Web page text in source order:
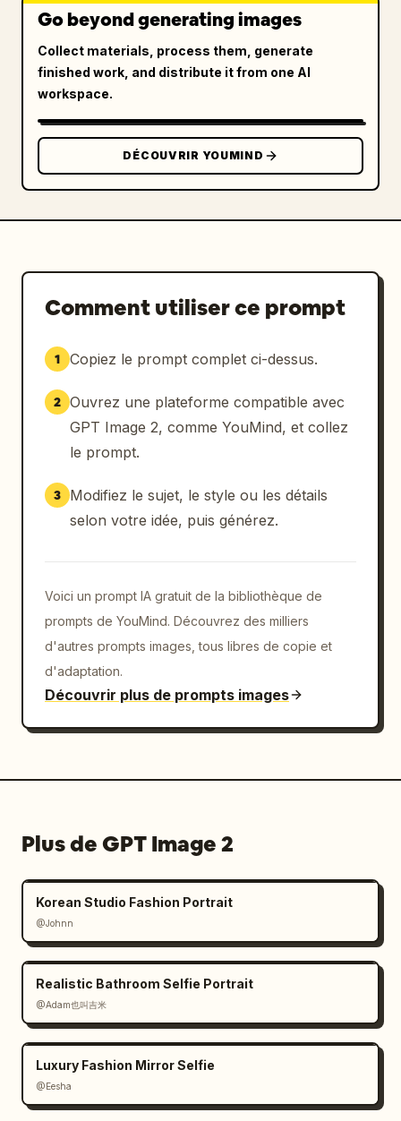
Go beyond generating images
Collect materials, process them, generate
finished work, and distribute it from one AI
workspace.
DÉCOUVRIR YOUMIND
Comment utiliser ce prompt
1 Copiez le prompt complet ci-dessus.
2 Ouvrez une plateforme compatible avec
GPT Image 2, comme YouMind, et collez
le prompt.
3
Modifiez le sujet, le style ou les détails
selon votre idée, puis générez.
Voici un prompt IA gratuit de la bibliothèque de
prompts de YouMind. Découvrez des milliers
d'autres prompts images, tous libres de copie et
d'adaptation.
Découvrir plus de prompts images
Plus de GPT Image 2
Korean Studio Fashion Portrait
@Johnn
Realistic Bathroom Selfie Portrait
@Adam也叫吉米
Luxury Fashion Mirror Selfie
@Eesha